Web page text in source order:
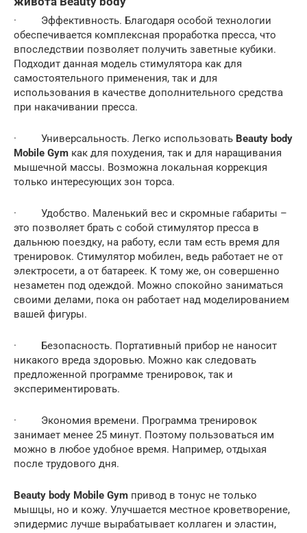
· Эффективность. Благодаря особой технологии
обеспечивается комплексная проработка пресса, что
впоследствии позволяет получить заветные кубики.
Подходит данная модель стимулятора как для
самостоятельного применения, так и для
использования в качестве дополнительного средства
при накачивании пресса.
· Универсальность. Легко использовать Beauty body
Mobile Gym как для похудения, так и для наращивания
мышечной массы. Возможна локальная коррекция
только интересующих зон торса.
· Удобство. Маленький вес и скромные габариты –
это позволяет брать с собой стимулятор пресса в
дальнюю поездку, на работу, если там есть время для
тренировок. Стимулятор мобилен, ведь работает не от
электросети, а от батареек. К тому же, он совершенно
незаметен под одеждой. Можно спокойно заниматься
своими делами, пока он работает над моделированием
вашей фигуры.
· Безопасность. Портативный прибор не наносит
никакого вреда здоровью. Можно как следовать
предложенной программе тренировок, так и
экспериментировать.
· Экономия времени. Программа тренировок
занимает менее 25 минут. Поэтому пользоваться им
можно в любое удобное время. Например, отдыхая
после трудового дня.
Beauty body Mobile Gym привод в тонус не только
мышцы, но и кожу. Улучшается местное кроветворение,
эпидермис лучше вырабатывает коллаген и эластин,